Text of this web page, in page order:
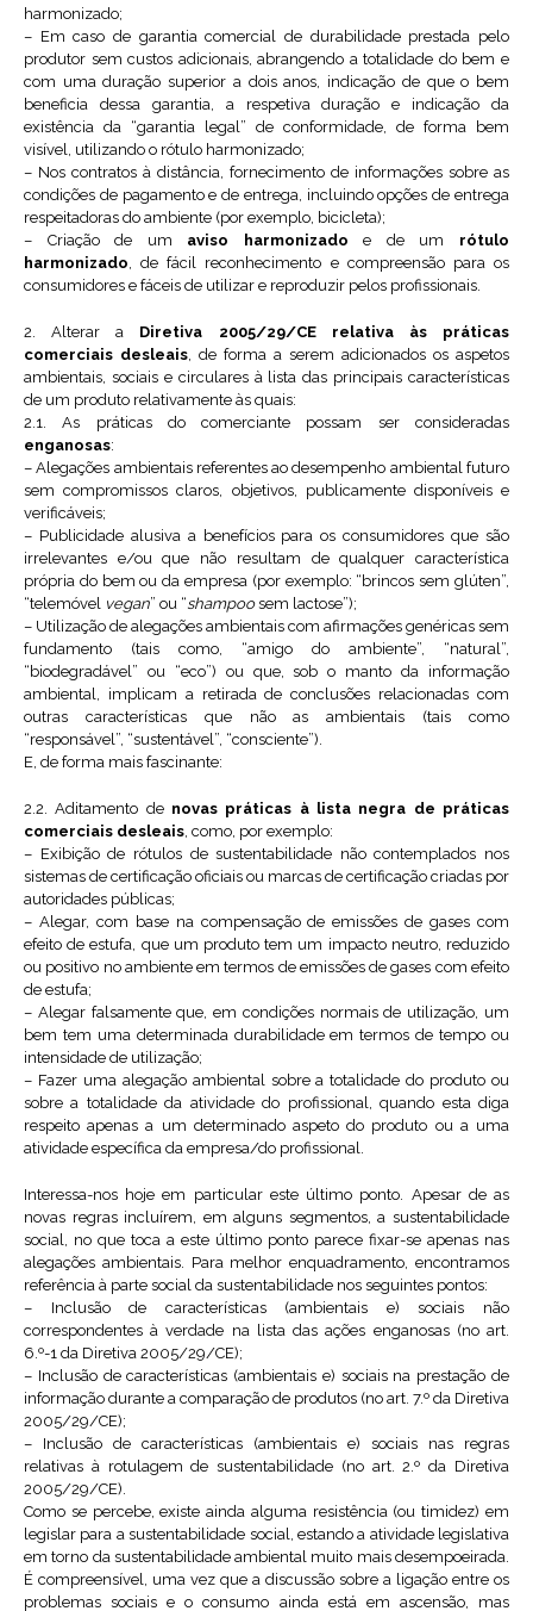
harmonizado;
– Em caso de garantia comercial de durabilidade prestada pelo
produtor sem custos adicionais, abrangendo a totalidade do bem e
com uma duração superior a dois anos, indicação de que o bem
beneficia dessa garantia, a respetiva duração e indicação da
existência da “garantia legal” de conformidade, de forma bem
visível, utilizando o rótulo harmonizado;
– Nos contratos à distância, fornecimento de informações sobre as
condições de pagamento e de entrega, incluindo opções de entrega
respeitadoras do ambiente (por exemplo, bicicleta);
– Criação de um aviso harmonizado e de um rótulo
harmonizado, de fácil reconhecimento e compreensão para os
consumidores e fáceis de utilizar e reproduzir pelos profissionais.
2. Alterar a Diretiva 2005/29/CE relativa às práticas
comerciais desleais, de forma a serem adicionados os aspetos
ambientais, sociais e circulares à lista das principais características
de um produto relativamente às quais:
2.1. As práticas do comerciante possam ser consideradas
enganosas:
– Alegações ambientais referentes ao desempenho ambiental futuro
sem compromissos claros, objetivos, publicamente disponíveis e
verificáveis;
– Publicidade alusiva a benefícios para os consumidores que são
irrelevantes e/ou que não resultam de qualquer característica
própria do bem ou da empresa (por exemplo: “brincos sem glúten”,
“telemóvel vegan” ou “shampoosem lactose”);
– Utilização de alegações ambientais com afirmações genéricas sem
fundamento (tais como, “amigo do ambiente”, “natural”,
“biodegradável” ou “eco”) ou que, sob o manto da informação
ambiental, implicam a retirada de conclusões relacionadas com
outras características que não as ambientais (tais como
“responsável”, “sustentável”, “consciente”).
E, de forma mais fascinante:
2.2. Aditamento de novas práticas à lista negra de práticas
comerciais desleais, como, por exemplo:
– Exibição de rótulos de sustentabilidade não contemplados nos
sistemas de certificação oficiais ou marcas de certificação criadas por
autoridades públicas;
– Alegar, com base na compensação de emissões de gases com
efeito de estufa, que um produto tem um impacto neutro, reduzido
ou positivo no ambiente em termos de emissões de gases com efeito
de estufa;
– Alegar falsamente que, em condições normais de utilização, um
bem tem uma determinada durabilidade em termos de tempo ou
intensidade de utilização;
– Fazer uma alegação ambiental sobre a totalidade do produto ou
sobre a totalidade da atividade do profissional, quando esta diga
respeito apenas a um determinado aspeto do produto ou a uma
atividade específica da empresa/do profissional.
Interessa-nos hoje em particular este último ponto. Apesar de as
novas regras incluírem, em alguns segmentos, a sustentabilidade
social, no que toca a este último ponto parece fixar-se apenas nas
alegações ambientais. Para melhor enquadramento, encontramos
referência à parte social da sustentabilidade nos seguintes pontos:
– Inclusão de características (ambientais e) sociais não
correspondentes à verdade na lista das ações enganosas (no art.
6.º-1 da Diretiva 2005/29/CE);
– Inclusão de características (ambientais e) sociais na prestação de
informação durante a comparação de produtos (no art. 7.º da Diretiva
2005/29/CE);
– Inclusão de características (ambientais e) sociais nas regras
relativas à rotulagem de sustentabilidade (no art. 2.º da Diretiva
2005/29/CE).
Como se percebe, existe ainda alguma resistência (ou timidez) em
legislar para a sustentabilidade social, estando a atividade legislativa
em torno da sustentabilidade ambiental muito mais desempoeirada.
É compreensível, uma vez que a discussão sobre a ligação entre os
problemas sociais e o consumo ainda está em ascensão, mas